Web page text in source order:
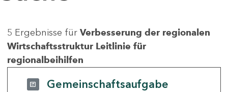
5 Ergebnisse für Verbesserung der regionalen
Wirtschaftsstruktur Leitlinie für
regionalbeihilfen
Gemeinschaftsaufgabe